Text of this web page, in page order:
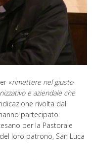
«rimettere nel giusto
e aziendale che
rivolta dal
partecipato
per la Pastorale
loro patrono, San Luca